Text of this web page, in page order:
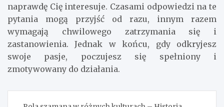
naprawdę Cię interesuje. Czasami odpowiedzi na te
pytania mogą przyjść od razu, innym razem
wymagają chwilowego zatrzymania się i
zastanowienia. Jednak w końcu, gdy odkryjesz
swoje pasje, poczujesz się spełniony i
zmotywowany do działania.